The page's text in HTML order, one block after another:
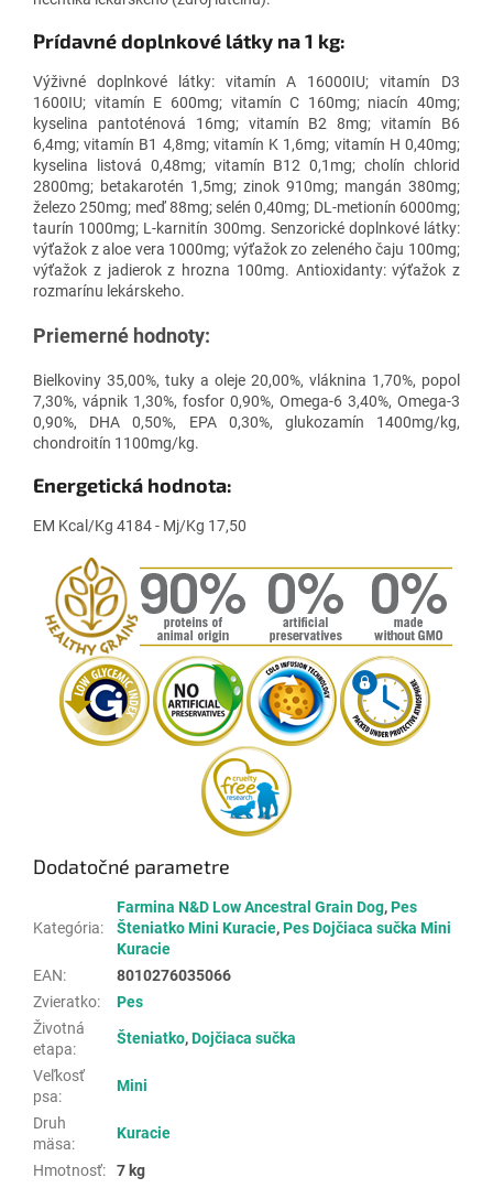
Prídavné doplnkové látky na 1 kg:
Výživné doplnkové látky: vitamín A 16000IU; vitamín D3
1600IU; vitamín E 600mg; vitamín C 160mg; niacín 40mg;
kyselina pantoténová 16mg; vitamín B2 8mg; vitamín B6
6,4mg; vitamín B1 4,8mg; vitamín K 1,6mg; vitamín H 0,40mg;
kyselina listová 0,48mg; vitamín B12 0,1mg; cholín chlorid
2800mg; betakarotén 1,5mg; zinok 910mg; mangán 380mg;
železo 250mg; meď 88mg; selén 0,40mg; DL-metionín 6000mg;
taurín 1000mg; L-karnitín 300mg. Senzorické doplnkové látky:
výťažok z aloe vera 1000mg; výťažok zo zeleného čaju 100mg;
výťažok z jadierok z hrozna 100mg. Antioxidanty: výťažok z
rozmarínu lekárskeho.
Priemerné hodnoty:
Bielkoviny 35,00%, tuky a oleje 20,00%, vláknina 1,70%, popol
7,30%, vápnik 1,30%, fosfor 0,90%, Omega-6 3,40%, Omega-3
0,90%, DHA 0,50%, EPA 0,30%, glukozamín 1400mg/kg,
chondroitín 1100mg/kg.
Energetická hodnota:
EM Kcal/Kg 4184 - Mj/Kg 17,50
Dodatočné parametre
Kategória:
Farmina N&D Low Ancestral Grain Dog,Pes
Šteniatko Mini Kuracie,Pes Dojčiaca sučka Mini
Kuracie
EAN:
8010276035066
Zvieratko:
Pes
Životná
etapa:
Šteniatko,Dojčiaca sučka
Veľkosť
psa:
Mini
Druh
mäsa:
Kuracie
Hmotnosť: 7 kg